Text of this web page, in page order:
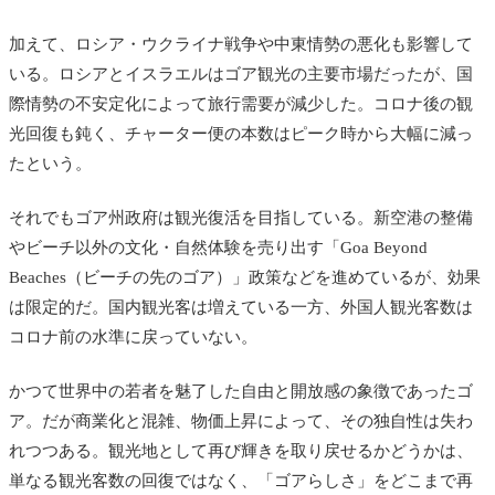
加えて、ロシア・ウクライナ戦争や中東情勢の悪化も影響して
いる。ロシアとイスラエルはゴア観光の主要市場だったが、国
際情勢の不安定化によって旅行需要が減少した。コロナ後の観
光回復も鈍く、チャーター便の本数はピーク時から大幅に減っ
たという。
それでもゴア州政府は観光復活を目指している。新空港の整備
やビーチ以外の文化・自然体験を売り出す「Goa Beyond
Beaches（ビーチの先のゴア）」政策などを進めているが、効果
は限定的だ。国内観光客は増えている一方、外国人観光客数は
コロナ前の水準に戻っていない。
かつて世界中の若者を魅了した自由と開放感の象徴であったゴ
ア。だが商業化と混雑、物価上昇によって、その独自性は失わ
れつつある。観光地として再び輝きを取り戻せるかどうかは、
単なる観光客数の回復ではなく、「ゴアらしさ」をどこまで再